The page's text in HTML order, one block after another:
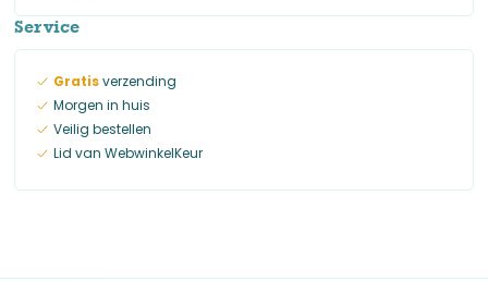
Service
Gratisverzending
Morgen in huis
Veilig bestellen
Lid van WebwinkelKeur